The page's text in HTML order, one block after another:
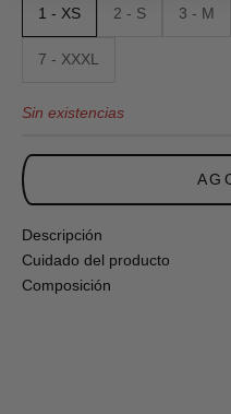
1 - XS 2 - S 3 - M
7 - XXXL
Sin existencias
Descripción
Cuidado del producto
Composición
Newsletter
y
obtén
de
en
compra
online!